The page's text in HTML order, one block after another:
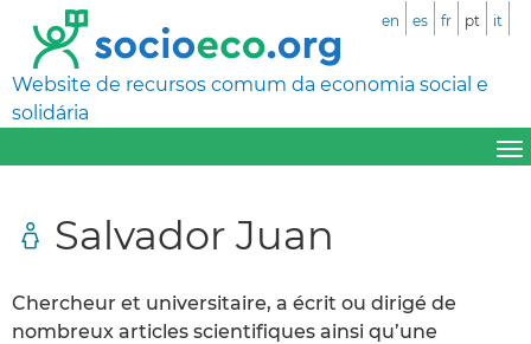
Website de recursos comum da economia social e
solidária
en es fr pt it
Salvador Juan
Chercheur et universitaire, a écrit ou dirigé de
nombreux articles scientifiques ainsi qu’une